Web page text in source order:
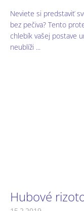
Neviete si predstaviť
bez pečiva? Tento
chlebík vašej postave
neublíži ...
Hubové